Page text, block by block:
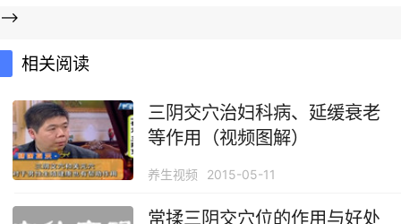
-->
相关阅读
三阴交穴治妇科病、延缓衰老
等作用（视频图解）
养生视频 2015-05-11
常揉三阴交穴位的作用与好处